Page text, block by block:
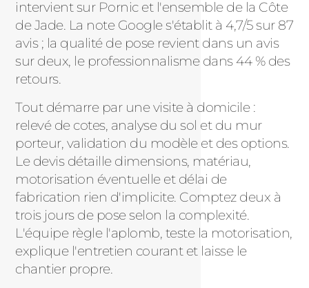
intervient sur Pornic et l'ensemble de la Côte
de Jade. La note Google s'établit à 4,7/5 sur 87
avis ; la qualité de pose revient dans un avis
sur deux, le professionnalisme dans 44 % des
retours.
Tout démarre par une visite à domicile :
relevé de cotes, analyse du sol et du mur
porteur, validation du modèle et des options.
Le devis détaille dimensions, matériau,
motorisation éventuelle et délai de
fabrication rien d'implicite. Comptez deux à
trois jours de pose selon la complexité.
L'équipe règle l'aplomb, teste la motorisation,
explique l'entretien courant et laisse le
chantier propre.